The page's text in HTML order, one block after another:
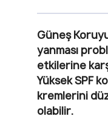
Güneş
yanması
etkilerine
Yüksek SPF
kremlerini
olabilir.